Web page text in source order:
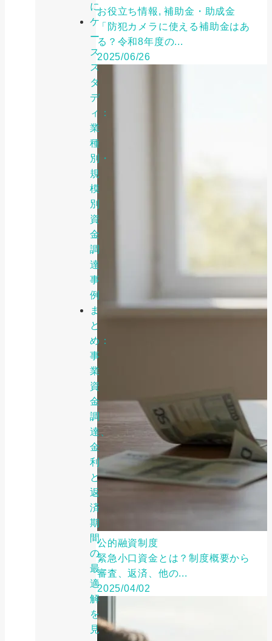
に
ケ
ー
ス
ス
タ
デ
ィ：
業
種
別・
規
模
別
資
金
調
達
事
例
ま
と
め：
事
業
資
金
調
達、
金
利
と
返
済
期
間
の
最
適
解
を
見
お役立ち情報, 補助金・助成金
「防犯カメラに使える補助金はあ
る？令和8年度の...
2025/06/26
公的融資制度
緊急小口資金とは？制度概要から
審査、返済、他の...
2025/04/02